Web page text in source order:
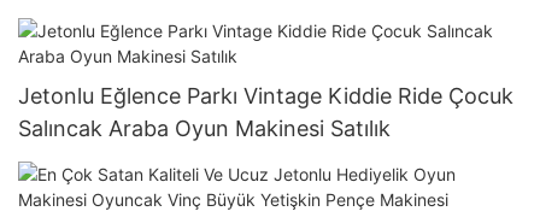
Jetonlu Eğlence Parkı Vintage Kiddie Ride Çocuk
Salıncak Araba Oyun Makinesi Satılık